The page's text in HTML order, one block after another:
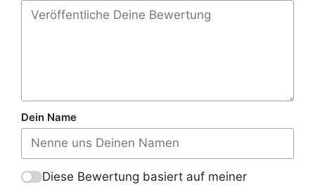
Dein Name
Diese Bewertung basiert auf meiner